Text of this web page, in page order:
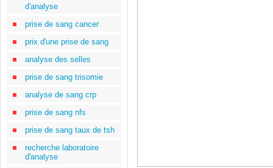
d'analyse
prise de sang cancer
prix d'une prise de sang
analyse des selles
prise de sang trisomie
analyse de sang crp
prise de sang nfs
prise de sang taux de tsh
recherche laboratoire
d'analyse